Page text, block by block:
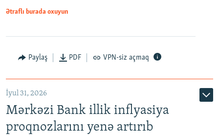
Ətraflı burada oxuyun
Paylaş PDF VPN-siz açmaq
İyul 31, 2026
Mərkəzi Bank illik inflyasiya
proqnozlarını yenə artırıb